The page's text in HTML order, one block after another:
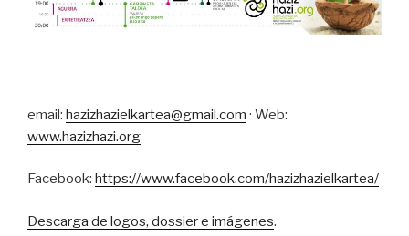
email: hazizhazielkartea@gmail.com · Web:
www.hazizhazi.org
Facebook: https://www.facebook.com/hazizhazielkartea/
Descarga de logos, dossier e imágenes.